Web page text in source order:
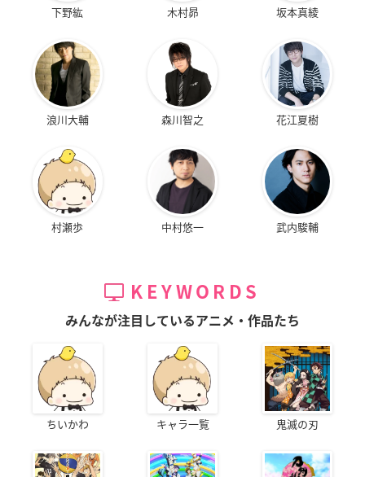
下野紘 木村昴 坂本真綾
浪川大輔 森川智之 花江夏樹
村瀬歩 中村悠一 武内駿輔
KEYWORDS
みんなが注目しているアニメ・作品たち
ちいかわ キャラ一覧 鬼滅の刃